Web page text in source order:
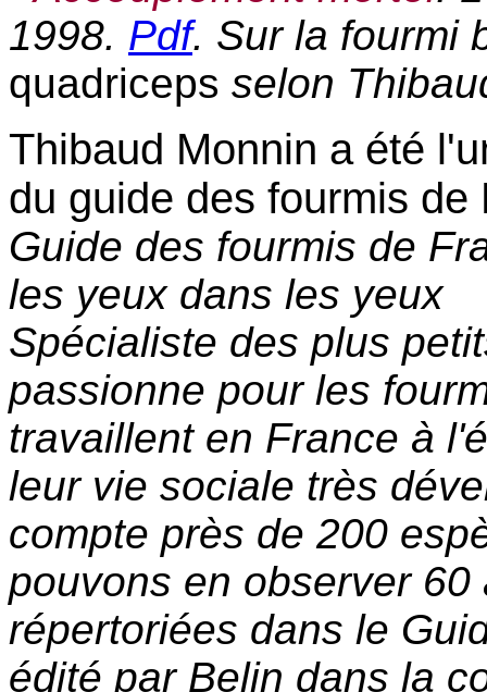
1998. Pdf. Sur la fourmi
quadriceps selon
Thibaud Monnin a été
du guide des fourmis de
Guide des fourmis de
les yeux dans les yeux
Spécialiste des plus
passionne pour les
travaillent en France à
leur vie sociale très
compte près de 200
pouvons en observer
répertoriées dans le
édité par Belin dans la